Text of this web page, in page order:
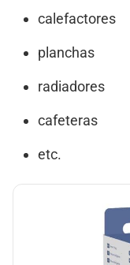
calefactores
planchas
radiadores
cafeteras
etc.